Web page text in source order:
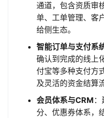
通道，包含资质审
单、工单管理、客
给侧生态。
智能订单与支付系
确认到完成的线上
付宝等多种支付方
及灵活的资金结算
会员体系与CRM
分、优惠券体系，